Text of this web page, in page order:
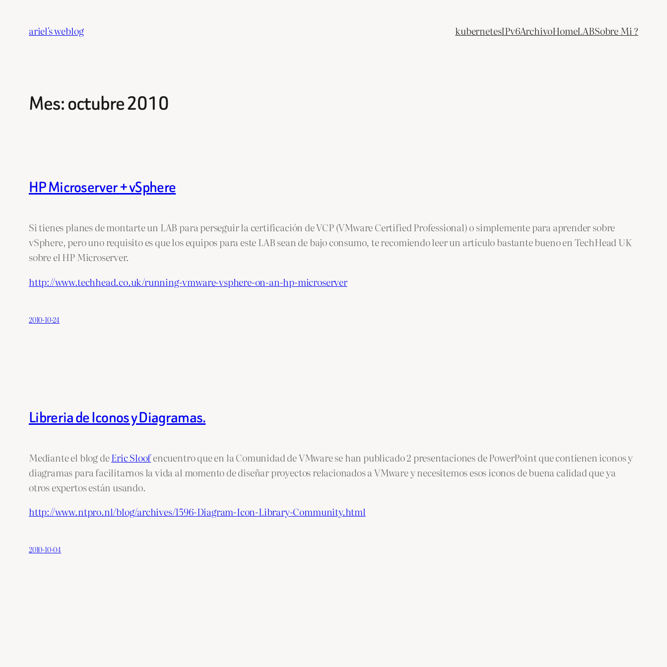
contenido
ariel's weblog kubernetesIPv6ArchivoHomeLABSobre Mi ?
Mes:octubre 2010
HP Microserver + vSphere
Si tienes planes de montarte un LAB para perseguir la certificación de VCP (VMware Certified Professional) o simplemente para aprender sobre
vSphere, pero uno requisito es que los equipos para este LAB sean de bajo consumo, te recomiendo leer un artículo bastante bueno en TechHead UK
sobre el HP Microserver.
http://www.techhead.co.uk/running-vmware-vsphere-on-an-hp-microserver
2010-10-24
Libreria de Iconos y Diagramas.
Mediante el blog deEric Sloofencuentro que en la Comunidad de VMware se han publicado 2 presentaciones de PowerPoint que contienen iconos y
diagramas para facilitarnos la vida al momento de diseñar proyectos relacionados a VMware y necesitemos esos iconos de buena calidad que ya
otros expertos están usando.
http://www.ntpro.nl/blog/archives/1596-Diagram-Icon-Library-Community.html
2010-10-04